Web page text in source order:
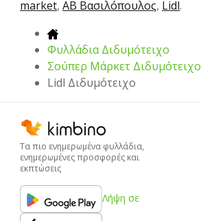
market, ΑΒ Βασιλόπουλος, Lidl.
Φυλλάδια Διδυμότειχο
Σούπερ Μάρκετ Διδυμότειχο
Lidl Διδυμότειχο
Τα πιο ενημερωμένα φυλλάδια,
ενημερωμένες προσφορές και
εκπτώσεις
Λήψη σε